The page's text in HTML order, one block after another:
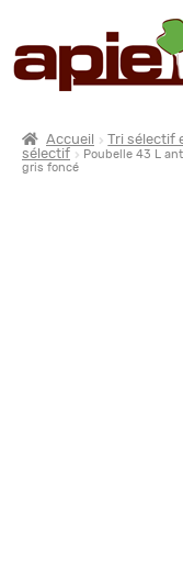
Accueil Tri sélectif
sélectif
Poubelle 43 L
gris foncé